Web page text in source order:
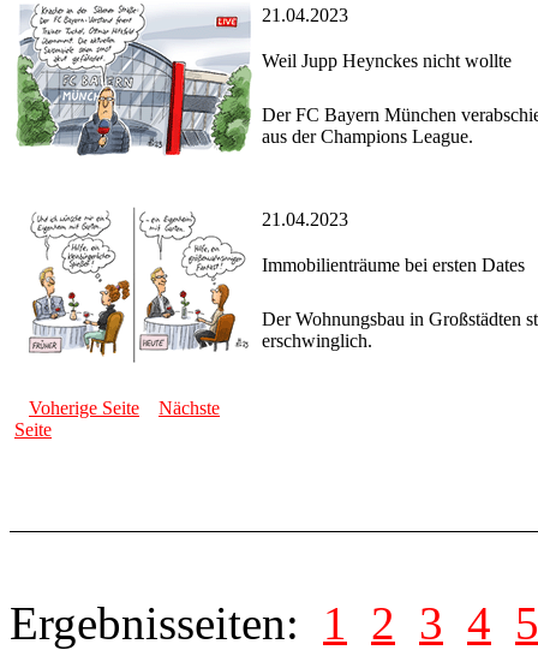
21.04.2023
Weil Jupp Heynckes nicht wollte
Der FC Bayern München
aus der Champions League.
21.04.2023
Immobilienträume bei ersten Dates
Der Wohnungsbau in Großstädten
erschwinglich.
Voherige Seite
Nächste
Seite
Ergebnisseiten: 1 2 3 4 5